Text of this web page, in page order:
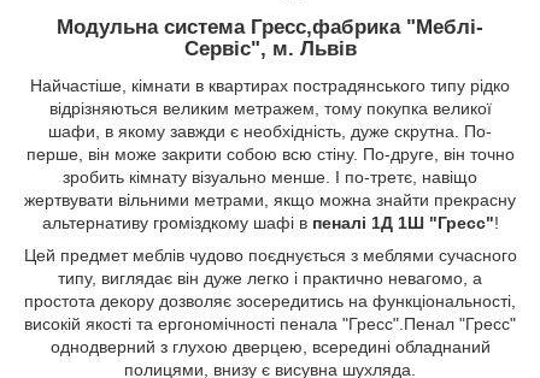
Модульна система Гресс,фабрика "Меблі-
Сервіс", м. Львів
Найчастіше, кімнати в квартирах пострадянського типу рідко
відрізняються великим метражем, тому покупка великої
шафи, в якому завжди є необхідність, дуже скрутна. По-
перше, він може закрити собою всю стіну. По-друге, він точно
зробить кімнату візуально менше. І по-третє, навіщо
жертвувати вільними метрами, якщо можна знайти прекрасну
альтернативу громіздкому шафі в пеналі 1Д 1Ш "Гресс"!
Цей предмет меблів чудово поєднується з меблями сучасного
типу, виглядає він дуже легко і практично невагомо, а
простота декору дозволяє зосередитись на функціональності,
високій якості та ергономічності пенала "Гресс".Пенал "Гресс"
однодверний з глухою дверцею, всередині обладнаний
полицями, внизу є висувна шухляда.